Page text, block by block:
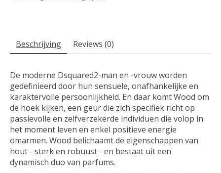
Beschrijving Reviews (0)
De moderne Dsquared2-man en -vrouw worden
gedefinieerd door hun sensuele, onafhankelijke en
karaktervolle persoonlijkheid. En daar komt Wood om
de hoek kijken, een geur die zich specifiek richt op
passievolle en zelfverzekerde individuen die volop in
het moment leven en enkel positieve energie
omarmen. Wood belichaamt de eigenschappen van
hout - sterk en robuust - en bestaat uit een
dynamisch duo van parfums.